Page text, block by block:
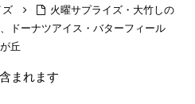
ズ
火曜サプライズ・大竹しの
ドーナツアイス・バターフィール
丘
まれます